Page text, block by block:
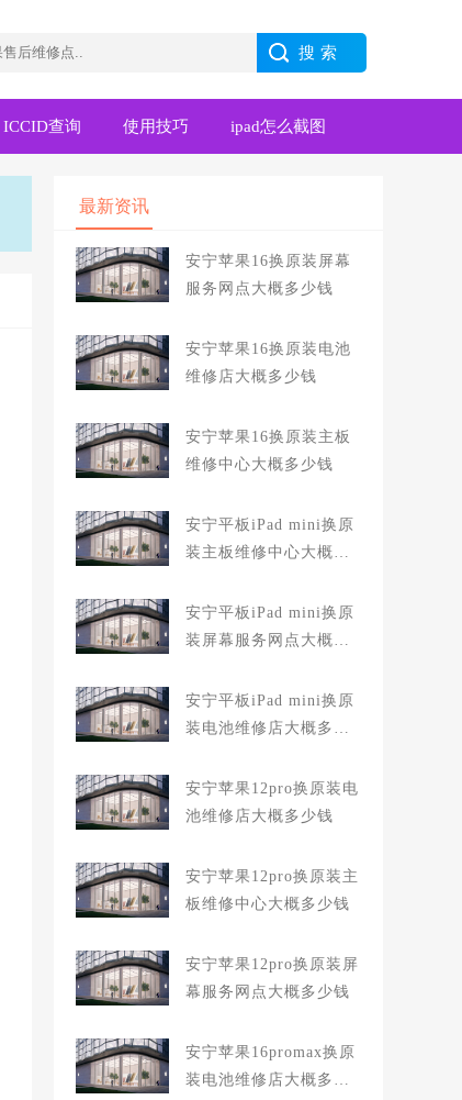
ICCID查询 使用技巧 ipad怎么截图
最新资讯
安宁苹果16换原装屏幕
服务网点大概多少钱
安宁苹果16换原装电池
维修店大概多少钱
安宁苹果16换原装主板
维修中心大概多少钱
安宁平板iPad mini换原
装主板维修中心大概多
安宁平板iPad mini换原
装屏幕服务网点大概多
安宁平板iPad mini换原
装电池维修店大概多少
安宁苹果12pro换原装电
池维修店大概多少钱
安宁苹果12pro换原装主
板维修中心大概多少钱
安宁苹果12pro换原装屏
幕服务网点大概多少钱
安宁苹果16promax换原
装电池维修店大概多少